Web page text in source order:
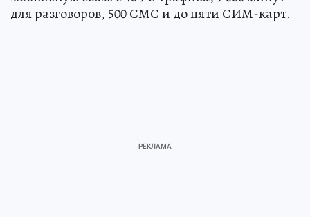
для разговоров, 500 СМС и до пяти СИМ-карт.